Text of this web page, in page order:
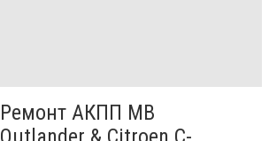
Ремонт АКПП MB